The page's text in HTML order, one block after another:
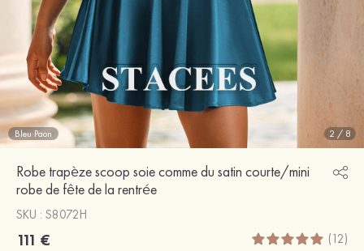
Bleu Paon 2 / 8
Robe trapèze scoop soie comme du satin courte/mini
robe de fête de la rentrée
SKU : S8072H
111 € (12)